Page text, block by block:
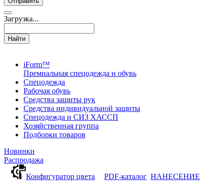
Загрузка...
Найти
iForm™
Премиальная спецодежда и обувь
Спецодежда
Рабочая обувь
Средства защиты рук
Средства индивидуальной защиты
Спецодежда и СИЗ ХАССП
Хозяйственная группа
Подборки товаров
Новинки
Распродажа
Конфигуратор цвета
PDF-каталог НАНЕСЕНИЕ